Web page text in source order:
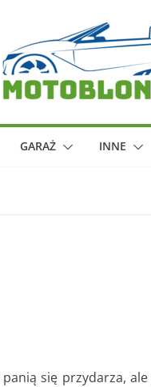
GARAŻ INNE
się przydarza,